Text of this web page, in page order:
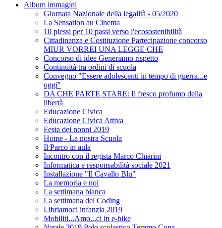
Album immagini
Giornata Nazionale della legalità - 05/2020
La Sensation au Cinema
10 plessi per 10 passi verso l'ecosostenibilità
Cittadinanza e Costituzione Partecipazione concorso
MIUR VORREI UNA LEGGE CHE
Concorso di idee Generiamo rispetto
Continuità tra ordini di scuola
Convegno "Essere adolescenti in tempo di guerra...e
oggi"
DA CHE PARTE STARE: Il fresco profumo della
libertà
Educazione Civica
Educazione Civica Attiva
Festa dei nonni 2019
Home - La nostra Scuola
Il Parco in aula
Incontro con il regista Marco Chiarini
Informatica e responsabilità sociale 2021
Installazione "Il Cavallo Blu"
La memoria e noi
La settimana bianca
La settimana del Coding
Libriamoci infanzia 2019
Mobiliti...Amo...ci in e-bike